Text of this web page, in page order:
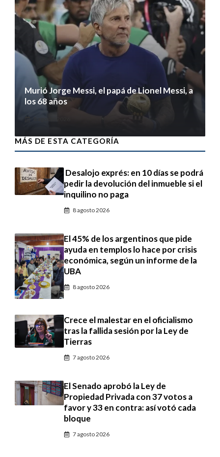
Murió Jorge Messi, el papá de Lionel Messi, a
los 68 años
MÁS DE ESTA CATEGORÍA
Desalojo exprés: en 10 días se podrá
pedir la devolución del inmueble si el
inquilino no paga
8 agosto 2026
El 45% de los argentinos que pide
ayuda en templos lo hace por crisis
económica, según un informe de la
UBA
8 agosto 2026
Crece el malestar en el oficialismo
tras la fallida sesión por la Ley de
Tierras
7 agosto 2026
El Senado aprobó la Ley de
Propiedad Privada con 37 votos a
favor y 33 en contra: así votó cada
bloque
7 agosto 2026